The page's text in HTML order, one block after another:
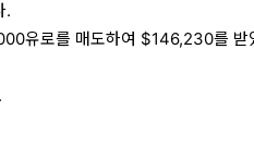
.
유로를 매도하여 $146,230를 받